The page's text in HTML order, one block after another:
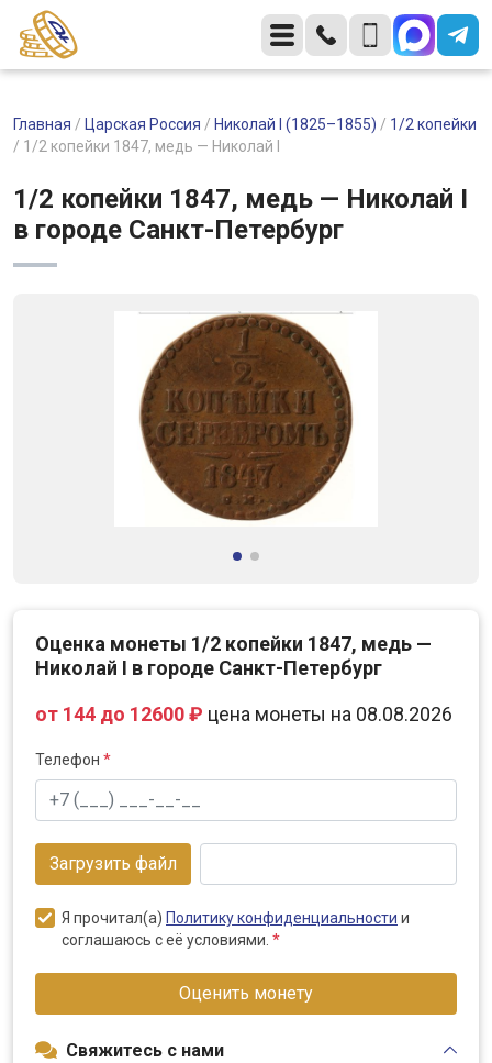
Главная / Царская Россия / Николай I (1825–1855) / 1/2 копейки
/ 1/2 копейки 1847, медь — Николай I
1/2 копейки 1847, медь — Николай I
в городе Санкт-Петербург
Оценка монеты 1/2 копейки 1847, медь —
Николай I в городе Санкт-Петербург
от 144 до 12600 ₽ цена монеты на 08.08.2026
Телефон *
Загрузить файл
Я прочитал(а) Политику конфиденциальности и
соглашаюсь с её условиями. *
Оценить монету
Свяжитесь с нами